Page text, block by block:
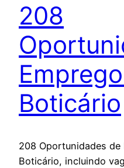
208
Boticário
208 Oportunidades de
Boticário, incluindo